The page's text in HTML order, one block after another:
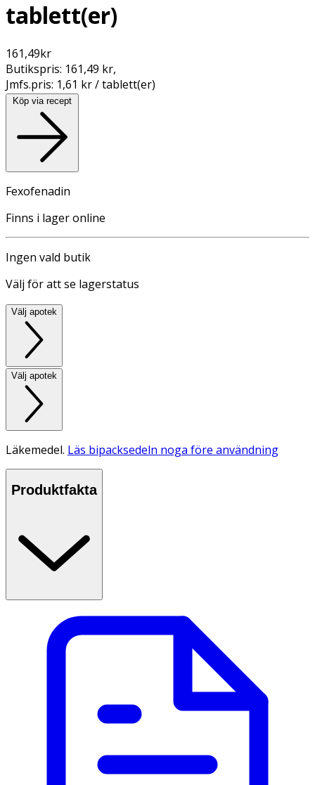
tablett(er)
161,49kr
Butikspris: 161,49 kr,
Jmfs.pris: 1,61 kr / tablett(er)
Köp via recept
Fexofenadin
Finns i lager online
Ingen vald butik
Välj för att se lagerstatus
Välj apotek
Välj apotek
Läkemedel. Läs bipacksedeln noga före användning
Produktfakta